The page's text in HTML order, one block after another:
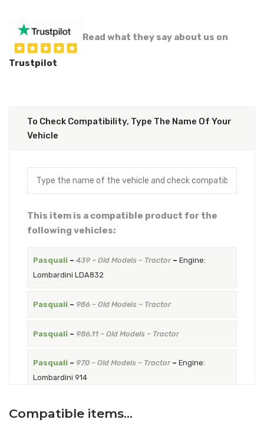
Read what they say about us on
Trustpilot
To Check Compatibility, Type The Name Of Your
Vehicle
This item is a compatible product for the
following vehicles:
Pasquali– 439 – Old Models – Tractor– Engine:
Lombardini LDA832
Pasquali– 986 – Old Models – Tractor
Pasquali– 986.11 – Old Models – Tractor
Pasquali– 970 – Old Models – Tractor– Engine:
Lombardini 914
Compatible items…